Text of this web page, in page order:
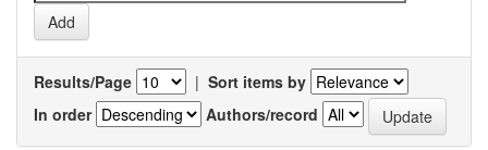
Results/Page | Sort items by
In order
Authors/record